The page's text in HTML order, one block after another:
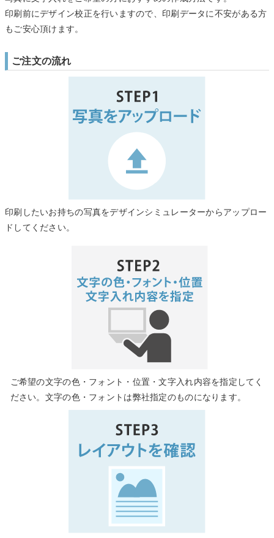
印刷前にデザイン校正を行いますので、印刷データに不安がある方
もご安心頂けます。
ご注文の流れ
印刷したいお持ちの写真をデザインシミュレーターからアップロー
ドしてください。
ご希望の文字の色・フォント・位置・文字入れ内容を指定してく
ださい。文字の色・フォントは弊社指定のものになります。